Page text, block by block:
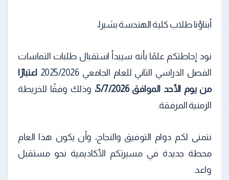
أبناؤنا طلاب كلية الهندسة بشبرا،
نود إحاطتكم علمًا بأنه سيبدأ استقبال طلبات التماسات
الفصل الدراسي الثاني للعام الجامعي 2025/2026
اعتبارًا
من يوم الأحد الموافق 5/7/2026،
وذلك وفقًا للخريطة
الزمنية المرفقة.
نتمنى لكم دوام التوفيق والنجاح، وأن يكون هذا العام
محطة جديدة في مسيرتكم الأكاديمية نحو مستقبل
واعد.